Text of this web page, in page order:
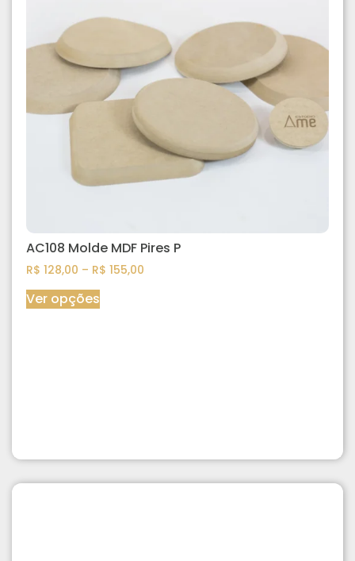
AC108 Molde MDF Pires P
R$ 128,00 – R$ 155,00
Ver opções